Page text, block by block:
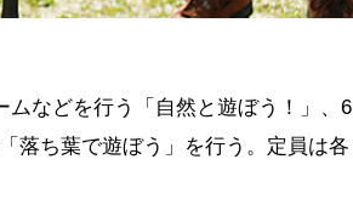
などを行う「自然と遊ぼう！」、6
落ち葉で遊ぼう」を行う。定員は各